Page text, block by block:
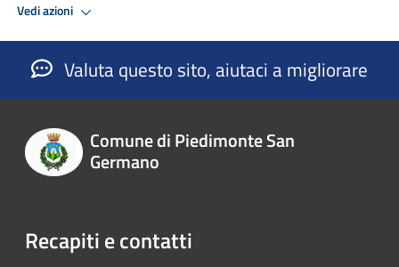
Vedi azioni
Valuta questo sito, aiutaci a migliorare
Comune di Piedimonte San
Germano
Recapiti e contatti